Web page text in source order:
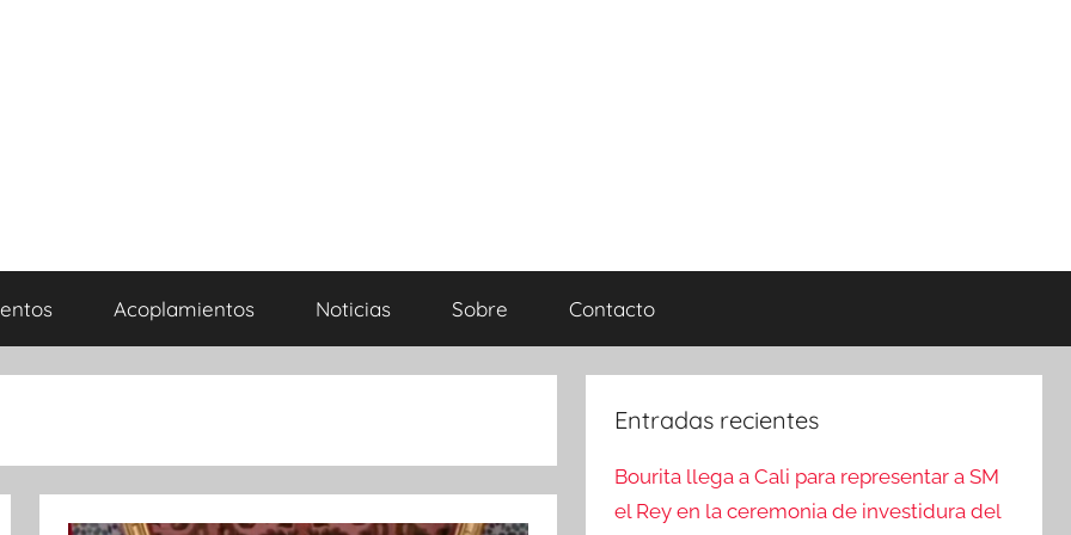
Acoplamientos Noticias Sobre Contacto
Entradas recientes
Bourita llega a Cali para representar a SM
el Rey en la ceremonia de investidura del